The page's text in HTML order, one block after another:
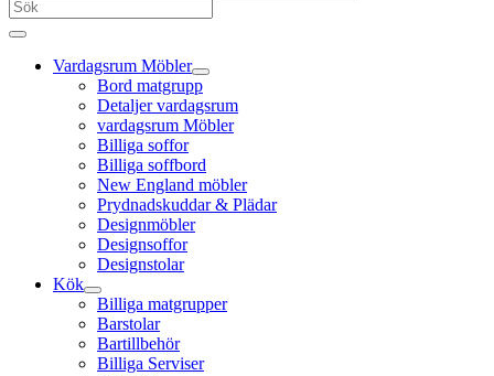
Vardagsrum Möbler
Bord matgrupp
Detaljer vardagsrum
vardagsrum Möbler
Billiga soffor
Billiga soffbord
New England möbler
Prydnadskuddar & Plädar
Designmöbler
Designsoffor
Designstolar
Kök
Billiga matgrupper
Barstolar
Bartillbehör
Billiga Serviser